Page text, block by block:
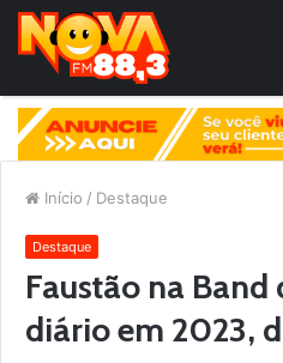
Início / Destaque
Destaque
Faustão na Band
diário em 2023,